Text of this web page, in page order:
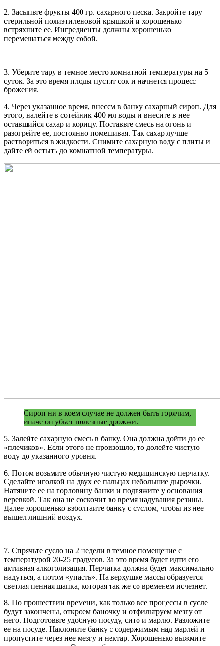
2. Засыпьте фрукты 400 гр. сахарного песка. Закройте тару
стерильной полиэтиленовой крышкой и хорошенько
встряхните ее. Ингредиенты должны хорошенько
перемешаться между собой.
3. Уберите тару в темное место комнатной температуры на 5
суток. За это время плоды пустят сок и начнется процесс
брожения.
4. Через указанное время, внесем в банку сахарный сироп. Для
этого, налейте в сотейник 400 мл воды и внесите в нее
оставшийся сахар и корицу. Поставьте смесь на огонь и
разогрейте ее, постоянно помешивая. Так сахар лучше
раствориться в жидкости. Снимите сахарную воду с плиты и
дайте ей остыть до комнатной температуры.
Сироп ни в коем случае не должен быть горячим,
иначе он убьет полезные дрожжи.
5. Залейте сахарную смесь в банку. Она должна дойти до ее
«плечиков». Если этого не произошло, то долейте чистую
воду до указанного уровня.
6. Потом возьмите обычную чистую медицинскую перчатку.
Сделайте иголкой на двух ее пальцах небольшие дырочки.
Натяните ее на горловину банки и подвяжите у основания
веревкой. Так она не соскочит во время надувания резины.
Далее хорошенько взболтайте банку с суслом, чтобы из нее
вышел лишний воздух.
7. Спрячьте сусло на 2 недели в темное помещение с
температурой 20-25 градусов. За это время будет идти его
активная алкоголизация. Перчатка должна будет максимально
надуться, а потом «упасть». На верхушке массы образуется
светлая пенная шапка, которая так же со временем исчезнет.
8. По прошествии времени, как только все процессы в сусле
будут закончены, откроем баночку и отфильтруем мезгу от
него. Подготовьте удобную посуду, сито и марлю. Разложите
ее на посуде. Наклоните банку с содержимым над марлей и
пропустите через нее мезгу и нектар. Хорошенько выжмите